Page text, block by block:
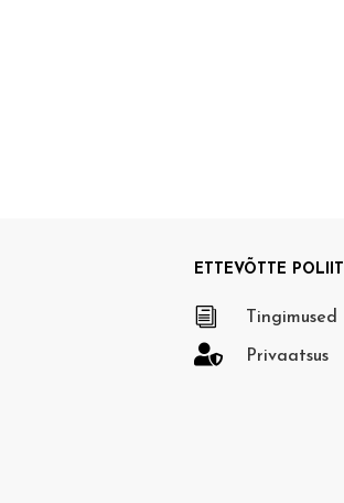
ETTEVÕTTE
i Tingimused
 Privaatsus